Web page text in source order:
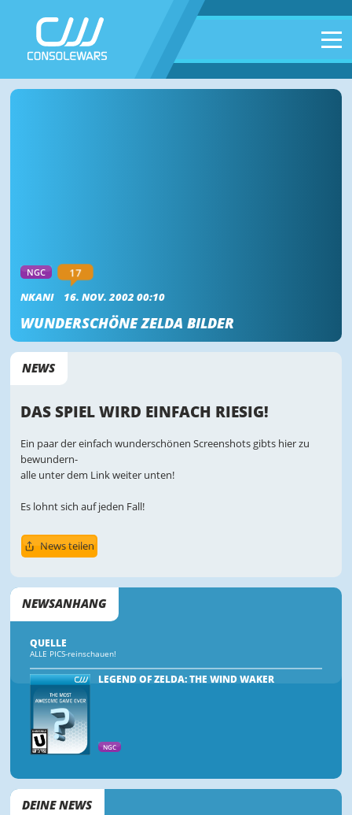
NGC
17
NKANI
16. NOV. 2002 00:10
WUNDERSCHÖNE ZELDA BILDER
NEWS
DAS SPIEL WIRD EINFACH RIESIG!
Ein paar der einfach wunderschönen Screenshots gibts hier zu
bewundern-
alle unter dem Link weiter unten!
Es lohnt sich auf jeden Fall!
News teilen
NEWSANHANG
QUELLE
ALLE PICS-reinschauen!
LEGEND OF ZELDA: THE WIND WAKER
NGC
DEINE NEWS